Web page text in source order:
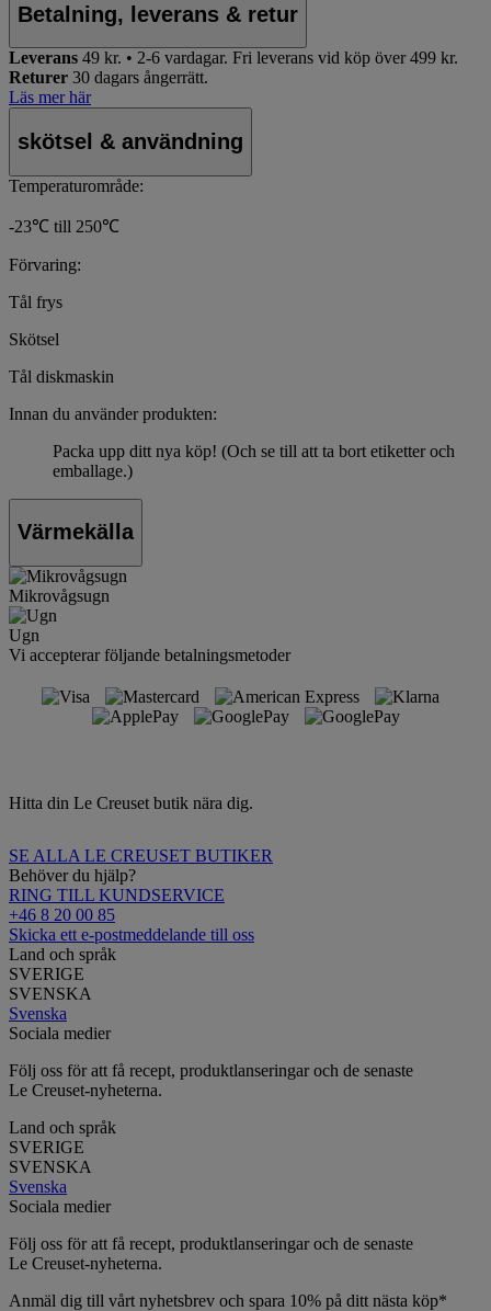
Betalning, leverans & retur
Leverans 49 kr. • 2-6 vardagar. Fri leverans vid köp över 499 kr.
Returer 30 dagars ångerrätt.
Läs mer här
skötsel & användning
Temperaturområde:
-23℃ till 250℃
Förvaring:
Tål frys
Skötsel
Tål diskmaskin
Innan du använder produkten:
Packa upp ditt nya köp! (Och se till att ta bort etiketter och
emballage.)
Värmekälla
Mikrovågsugn
Ugn
Vi accepterar följande betalningsmetoder
Hitta din Le Creuset butik nära dig.
SE ALLA LE CREUSET BUTIKER
Behöver du hjälp?
RING TILL KUNDSERVICE
+46 8 20 00 85
Skicka ett e-postmeddelande till oss
Land och språk
SVERIGE
SVENSKA
Svenska
Sociala medier
Följ oss för att få recept, produktlanseringar och de senaste
Le Creuset-nyheterna.
Land och språk
SVERIGE
SVENSKA
Svenska
Sociala medier
Följ oss för att få recept, produktlanseringar och de senaste
Le Creuset-nyheterna.
Anmäl dig till vårt nyhetsbrev och spara 10% på ditt nästa köp*